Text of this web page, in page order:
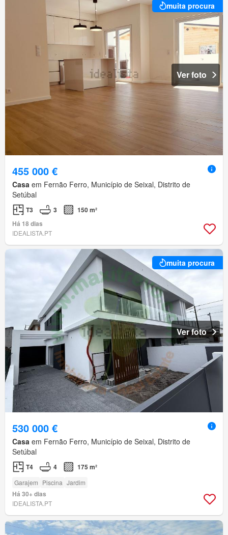
muita procura
Ver foto
455 000 €
Casa em Fernão Ferro, Município de Seixal, Distrito de
Setúbal
T3 3
150 m²
Há 18 dias
IDEALISTA.PT
muita procura
Ver foto
530 000 €
Casa em Fernão Ferro, Município de Seixal, Distrito de
Setúbal
T4 4 175 m²
Garajem Piscina Jardim
Há 30+ dias
IDEALISTA.PT